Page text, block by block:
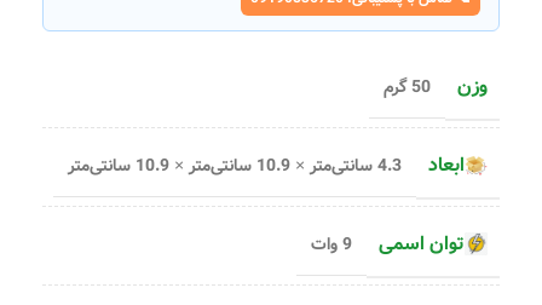
وزن 50 گرم
ابعاد 4.3 سانتی‌متر × 10.9 سانتی‌متر × 10.9 سانتی‌متر
توان اسمی 9 وات